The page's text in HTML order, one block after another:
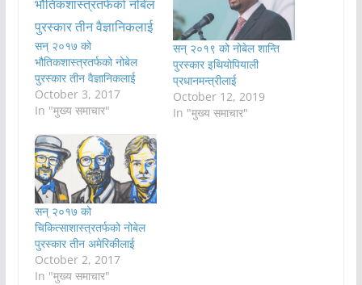
सन् २०१७ को
भौतिकशास्त्रतर्फको नोबेल
पुरस्कार तीन वैज्ञानिकलाई
October 3, 2017
In "मुख्य समाचार"
सन् २०१९ को नोबेल शान्ति
पुरस्कार इथियोपियाली
प्रधानमन्त्रीलाई
October 12, 2019
In "मुख्य समाचार"
सन् २०१७ को
चिकित्साशास्त्रतर्फको नोबेल
पुरस्कार तीन अमेरिकीलाई
October 2, 2017
In "मुख्य समाचार"